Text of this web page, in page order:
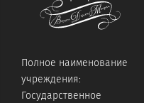
Полное наименование
учреждения:
Государственное